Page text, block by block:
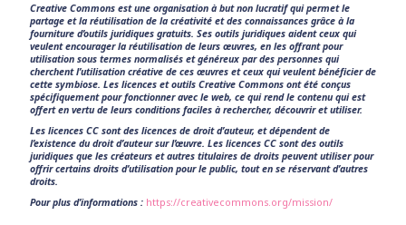
Creative Commons est une organisation à but non lucratif qui permet le
partage et la réutilisation de la créativité et des connaissances grâce à la
fourniture d’outils juridiques gratuits. Ses outils juridiques aident ceux qui
veulent encourager la réutilisation de leurs œuvres, en les offrant pour
utilisation sous termes normalisés et généreux par des personnes qui
cherchent l’utilisation créative de ces œuvres et ceux qui veulent bénéficier de
cette symbiose. Les licences et outils Creative Commons ont été conçus
spécifiquement pour fonctionner avec le web, ce qui rend le contenu qui est
offert en vertu de leurs conditions faciles à rechercher, découvrir et utiliser.
Les licences CC sont des licences de droit d’auteur, et dépendent de
l’existence du droit d’auteur sur l’œuvre. Les licences CC sont des outils
juridiques que les créateurs et autres titulaires de droits peuvent utiliser pour
offrir certains droits d’utilisation pour le public, tout en se réservant d’autres
droits.
Pour plus d’informations : https://creativecommons.org/mission/